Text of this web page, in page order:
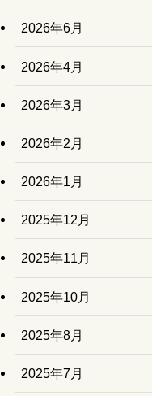
2026年6月
2026年4月
2026年3月
2026年2月
2026年1月
2025年12月
2025年11月
2025年10月
2025年8月
2025年7月